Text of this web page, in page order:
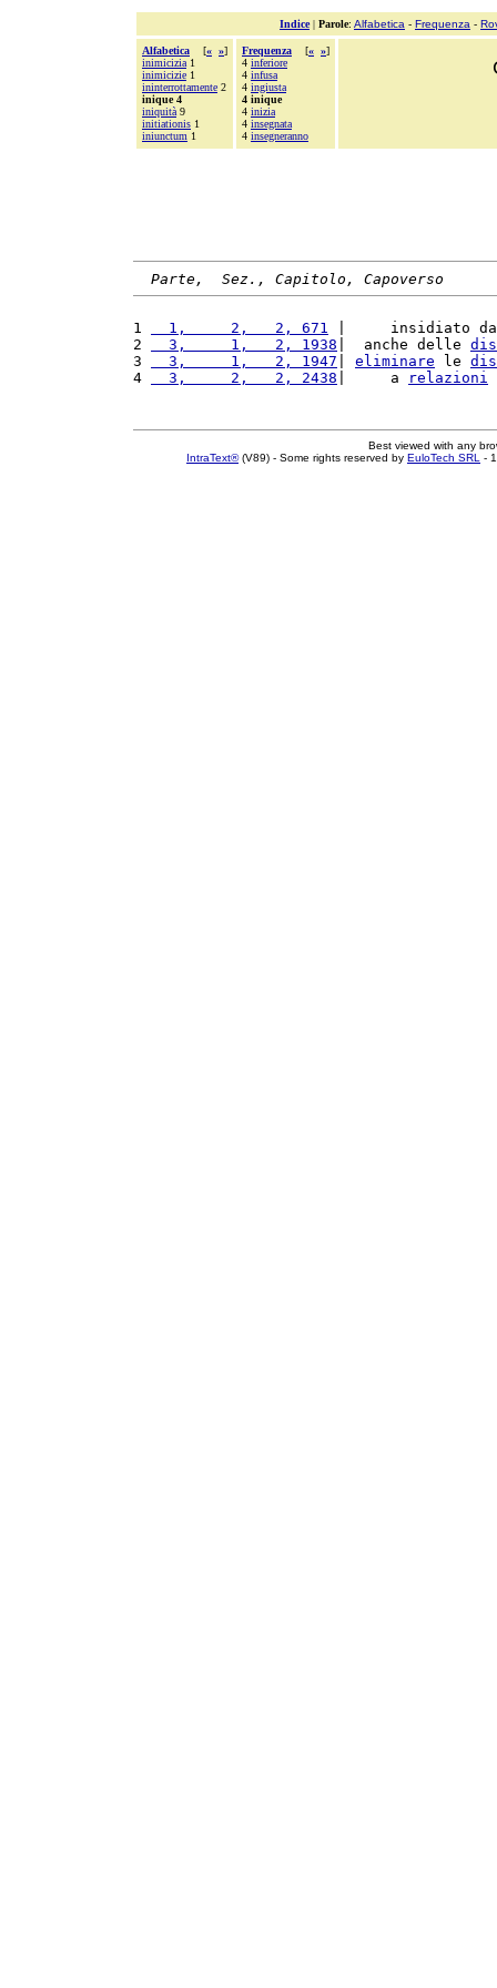
Indice| Parole: Alfabetica - Frequenza -
Alfabetica [« »]
inimicizia 1
inimicizie 1
ininterrottamente 2
inique 4
iniquità 9
initiationis 1
iniunctum 1
Frequenza [« »]
4 inferiore
4 infusa
4 ingiusta
4 inique
4 inizia
4 insegnata
4 insegneranno
Parte,  Sez., Capitolo, Capoverso
1
  1,     2,   2, 671
|     insidiato
2
  3,     1,   2, 1938
|  anche delle
3
  3,     1,   2, 1947
eliminare le
4
  3,     2,   2, 2438
|     a relazioni
Best viewed with any
IntraText®(V89) - Some rights reserved by EuloTech SRL -